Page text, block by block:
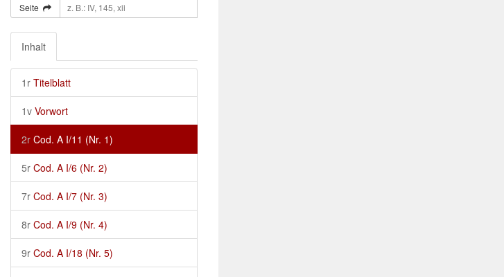
Seite
Inhalt
1r Titelblatt
1v Vorwort
2r Cod. A I/11 (Nr. 1)
5r Cod. A I/6 (Nr. 2)
7r Cod. A I/7 (Nr. 3)
8r Cod. A I/9 (Nr. 4)
9r Cod. A I/18 (Nr. 5)